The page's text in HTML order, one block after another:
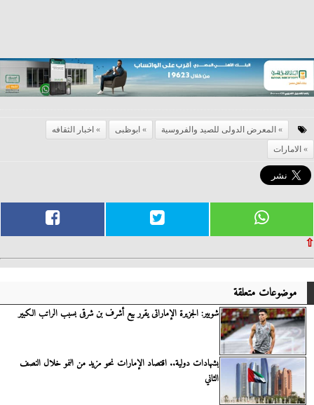
المعرض الدولى للصيد والفروسية ابوظبى
اخبار الثقافه
الامارات
⇧
موضوعات متعلقة
شوبير: الجزيرة الإماراتى يقرر بيع أشرف بن شرقى بسبب الراتب الكبير
بشهادات دولية.. اقتصاد الإمارات نحو مزيد من النمو خلال النصف
الثاني